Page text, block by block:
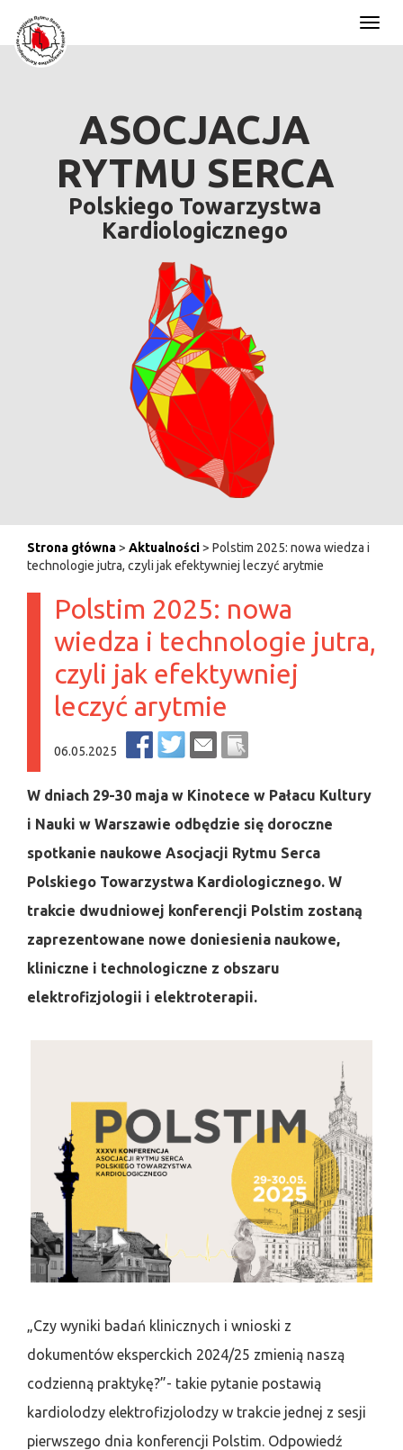
ASOCJACJA
RYTMU SERCA
Polskiego Towarzystwa
Kardiologicznego
Strona główna> Aktualności> Polstim 2025: nowa wiedza i
technologie jutra, czyli jak efektywniej leczyć arytmie
Polstim 2025: nowa
wiedza i technologie jutra,
czyli jak efektywniej
leczyć arytmie
06.05.2025
W dniach 29-30 maja w Kinotece w Pałacu Kultury
i Nauki w Warszawie odbędzie się doroczne
spotkanie naukowe Asocjacji Rytmu Serca
Polskiego Towarzystwa Kardiologicznego. W
trakcie dwudniowej konferencji Polstim zostaną
zaprezentowane nowe doniesienia naukowe,
kliniczne i technologiczne z obszaru
elektrofizjologii i elektroterapii.
„Czy wyniki badań klinicznych i wnioski z
dokumentów eksperckich 2024/25 zmienią naszą
codzienną praktykę?”- takie pytanie postawią
kardiolodzy elektrofizjolodzy w trakcie jednej z sesji
pierwszego dnia konferencji Polstim. Odpowiedź